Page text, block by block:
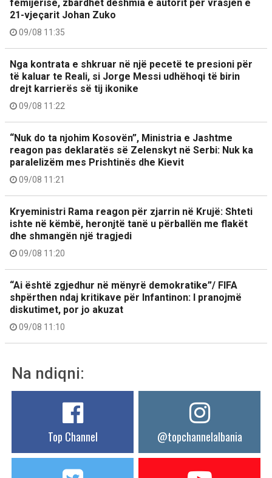
fëmijërisë, zbardhet dëshmia e autorit për vrasjen e
21-vjeçarit Johan Zuko
09/08 11:35
Nga kontrata e shkruar në një pecetë te presioni për
të kaluar te Reali, si Jorge Messi udhëhoqi të birin
drejt karrierës së tij ikonike
09/08 11:22
“Nuk do ta njohim Kosovën”, Ministria e Jashtme
reagon pas deklaratës së Zelenskyt në Serbi: Nuk ka
paralelizëm mes Prishtinës dhe Kievit
09/08 11:21
Kryeministri Rama reagon për zjarrin në Krujë: Shteti
ishte në këmbë, heronjtë tanë u përballën me flakët
dhe shmangën një tragjedi
09/08 11:20
“Ai është zgjedhur në mënyrë demokratike”/ FIFA
shpërthen ndaj kritikave për Infantinon: I pranojmë
diskutimet, por jo akuzat
09/08 11:10
Na ndiqni:
Top Channel @topchannelalbania